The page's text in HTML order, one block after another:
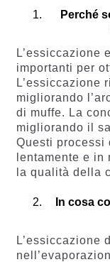
Perché
L’essiccazione
importanti per
L’essiccazione
migliorando
di muffe. La
migliorando il
Questi processi
lentamente e
la qualità della
In cosa
L’essiccazione